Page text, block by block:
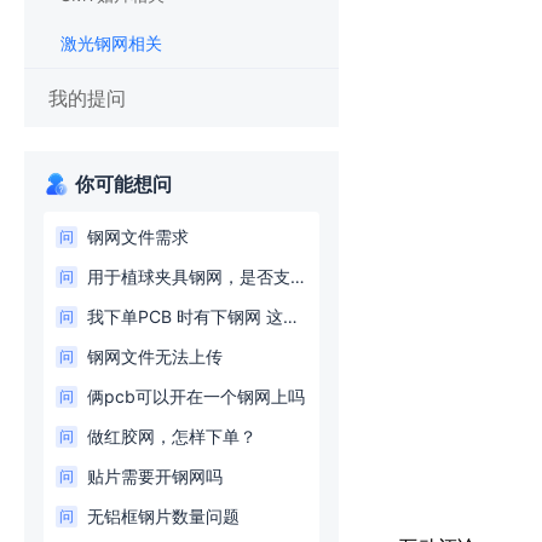
激光钢网相关
我的提问
你可能想问
问 钢网文件需求
问 用于植球夹具钢网，是否支持CAD文件开钢网
问 我下单PCB 时有下钢网 这样后还需要单独下钢网的单吗？
问 钢网文件无法上传
问 俩pcb可以开在一个钢网上吗
问 做红胶网，怎样下单？
问 贴片需要开钢网吗
问 无铝框钢片数量问题